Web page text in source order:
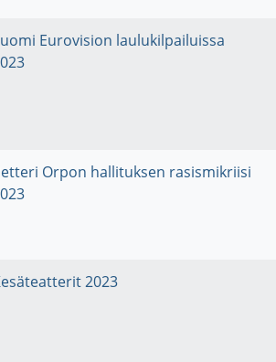
Eurovision laulukilpailuissa
Orpon hallituksen rasismikriisi
2023